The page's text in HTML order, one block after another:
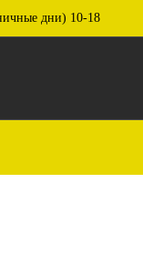
дни) 10-18